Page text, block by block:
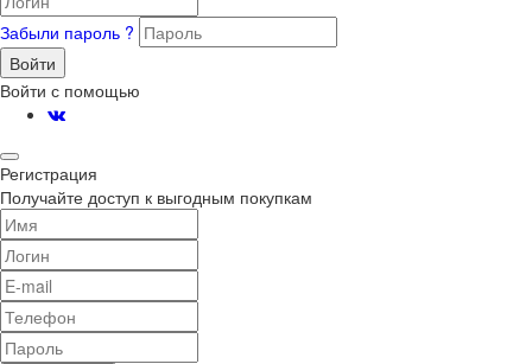
Забыли пароль ?
Войти
Войти с помощью
Регистрация
Получайте доступ к выгодным покупкам